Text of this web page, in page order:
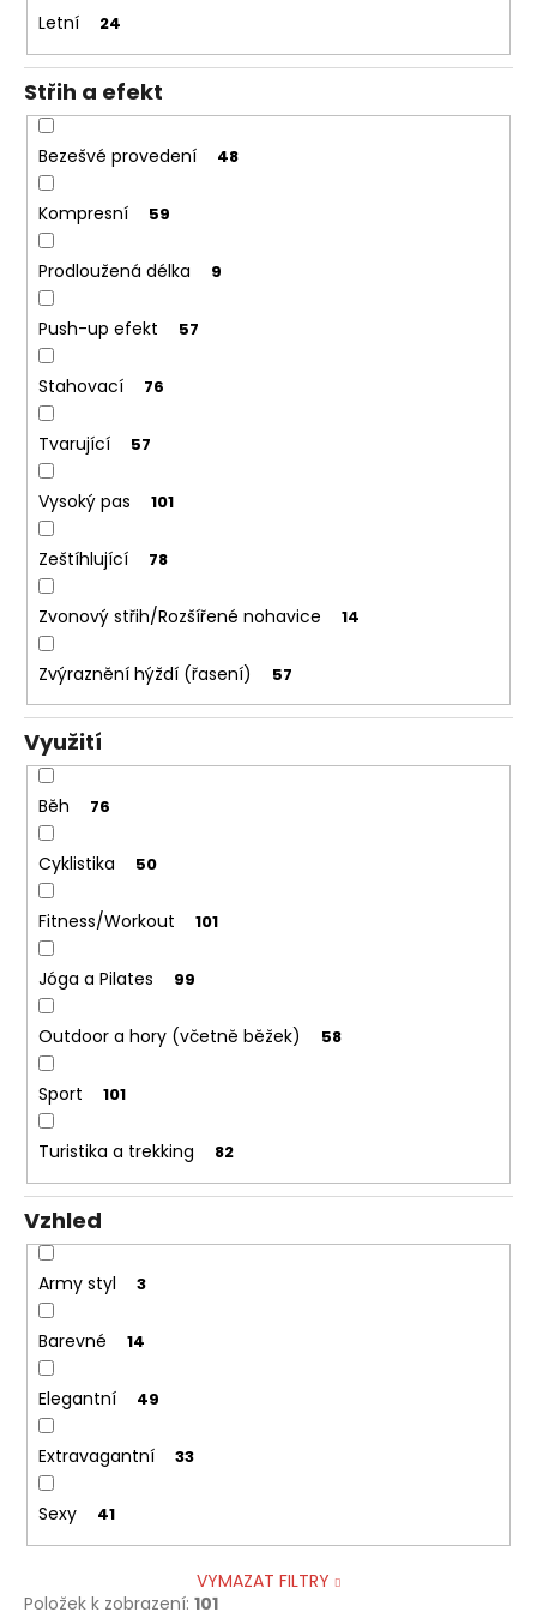
Letní 24
Střih a efekt
Bezešvé provedení 48
Kompresní 59
Prodloužená délka 9
Push-up efekt 57
Stahovací 76
Tvarující 57
Vysoký pas 101
Zeštíhlující 78
Zvonový střih/Rozšířené nohavice 14
Zvýraznění hýždí (řasení) 57
Využití
Běh 76
Cyklistika 50
Fitness/Workout 101
Jóga a Pilates 99
Outdoor a hory (včetně běžek) 58
Sport 101
Turistika a trekking 82
Vzhled
Army styl 3
Barevné 14
Elegantní 49
Extravagantní 33
Sexy 41
VYMAZAT FILTRY
Položek k zobrazení: 101